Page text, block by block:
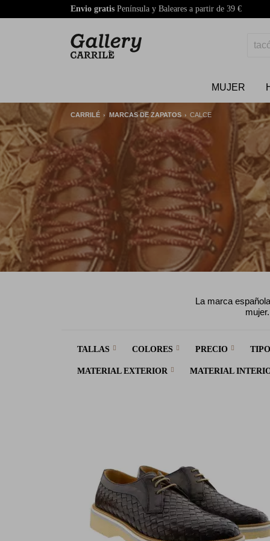
Envio gratis Península y Baleares a partir de 39 €
MUJER
CARRILÉ MARCAS DE ZAPATOS CALCE
La marca
TALLAS COLORES PRECIO
MATERIAL EXTERIOR MATERIAL